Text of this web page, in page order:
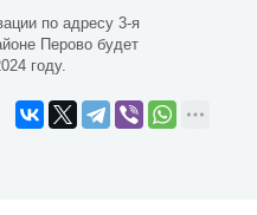
по адресу 3-я
Перово будет
году.